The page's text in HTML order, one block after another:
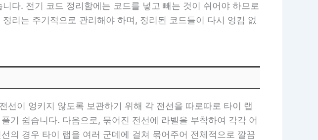
다. 전기 코드 정리함에는 코드를 넣고 빼는 것이 쉬어야 하므로
리는 주기적으로 관리해야 하며, 정리된 코드들이 다시 엉킴 없
이 엉키지 않도록 보관하기 위해 각 전선을 따로따로 타이 랩
기 쉽습니다. 다음으로, 묶어진 전선에 라벨을 부착하여 각각 어
의 경우 타이 랩을 여러 군데에 걸쳐 묶어주어 전체적으로 깔끔